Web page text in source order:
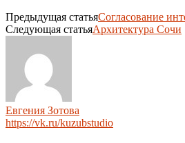
Предыдущая статьяСогласование
Следующая статьяАрхитектура Сочи
Евгения Зотова
https://vk.ru/kuzubstudio